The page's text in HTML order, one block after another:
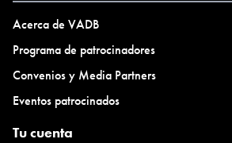
Acerca de VADB
Programa de patrocinadores
Convenios y Media Partners
Eventos patrocinados
Tu cuenta